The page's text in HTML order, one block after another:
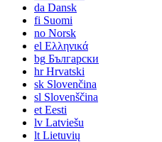
da Dansk
fi Suomi
no Norsk
el Ελληνικά
bg Български
hrHrvatski
sk Slovenčina
sl Slovenščina
et Eesti
lv Latviešu
lt Lietuvių